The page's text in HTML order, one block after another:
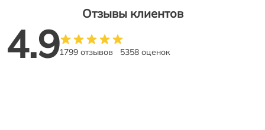
Отзывы клиентов
4.91799 отзывов 5358 оценок